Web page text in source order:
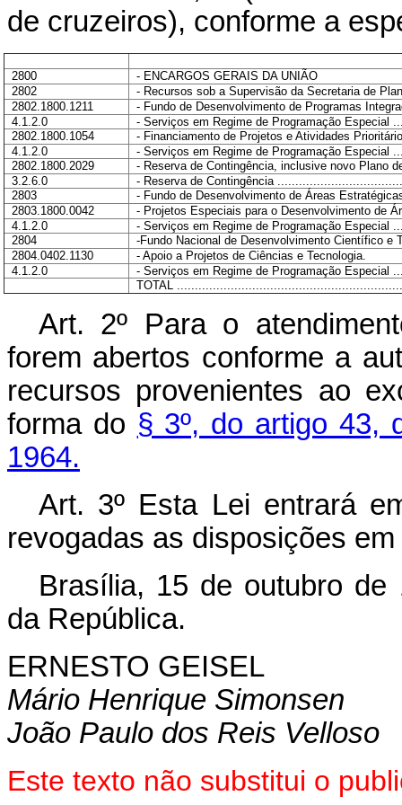
de cruzeiros), conforme a
2800
- ENCARGOS GERAIS DA UNIÃO
2802
- Recursos sob a Supervisão da Secretaria de
2802.1800.1211
- Fundo de Desenvolvimento de Programas
4.1.2.0
- Serviços em Regime de Programação Especial
2802.1800.1054
- Financiamento de Projetos e Atividades
4.1.2.0
- Serviços em Regime de Programação Especial
2802.1800.2029
- Reserva de Contingência, inclusive novo Plano
3.2.6.0
- Reserva de Contingência
2803
- Fundo de Desenvolvimento de Áreas
2803.1800.0042
- Projetos Especiais para o Desenvolvimento de
4.1.2.0
- Serviços em Regime de Programação Especial
2804
-Fundo Nacional de Desenvolvimento Científico e
2804.0402.1130
- Apoio a Projetos de Ciências e Tecnologia.
4.1.2.0
- Serviços em Regime de Programação Especial
TOTAL
Art. 2º Para o
forem abertos conforme a
recursos provenientes ao
forma do § 3º, do artigo 43,
1964.
Art. 3º Esta Lei entrará
revogadas as disposições
Brasília, 15 de outubro de
da República.
ERNESTO GEISEL
Mário Henrique Simonsen
João Paulo dos Reis Velloso
Este texto não substitui o